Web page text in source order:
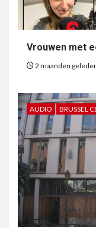
Vrouwen met
2 maanden
AUDIO BRUSSEL